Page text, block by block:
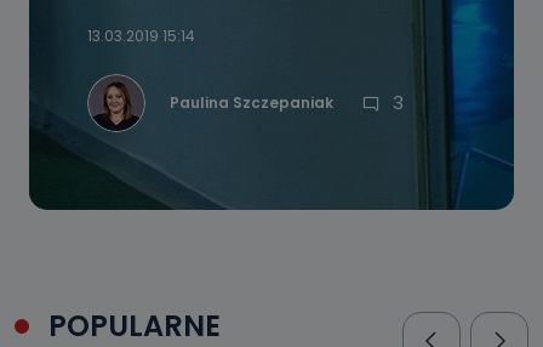
13.03.2019 15:14
Paulina Szczepaniak 3
POPULARNE